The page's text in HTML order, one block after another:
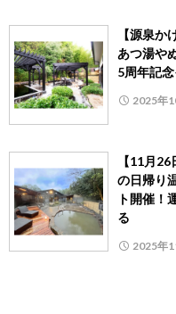
【源泉か
あつ湯や
5周年記
2025年
【11月
の日帰り
ト開催！
る
2025年